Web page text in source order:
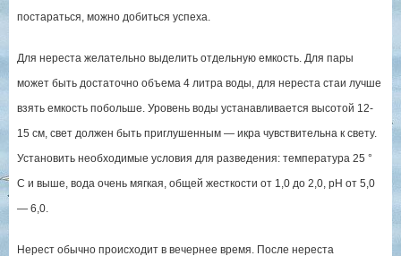
постараться, можно добиться успеха.
Для нереста желательно выделить отдельную емкость. Для пары
может быть достаточно объема 4 литра воды, для нереста стаи лучше
взять емкость побольше. Уровень воды устанавливается высотой 12-
15 см, свет должен быть приглушенным — икра чувствительна к свету.
Установить необходимые условия для разведения: температура 25 °
C и выше, вода очень мягкая, общей жесткости от 1,0 до 2,0, рН от 5,0
— 6,0.
Нерест обычно происходит в вечернее время. После нереста